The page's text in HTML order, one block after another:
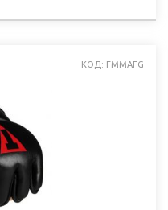
КОД: FMMAFG